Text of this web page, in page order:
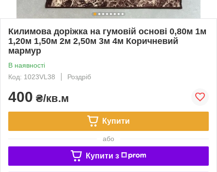
Килимова доріжка на гумовій основі 0,80м 1м
1,20м 1,50м 2м 2,50м 3м 4м Коричневий
мармур
В наявності
Код: 1023VL38
Роздріб
400 ₴/кв.м
Купити
або
Купити з